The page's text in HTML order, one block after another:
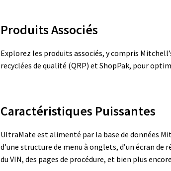
Produits Associés
Explorez les produits associés, y compris
recyclées de qualité (QRP) et ShopPak, pour
Caractéristiques Puissantes
UltraMate est alimenté par la base de données
d’une structure de menu à onglets, d’un écran
du VIN, des pages de procédure, et bien plus